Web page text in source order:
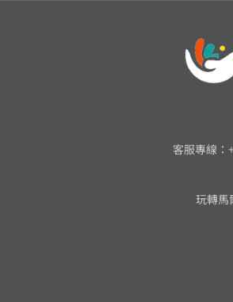
客服專線：
玩轉馬